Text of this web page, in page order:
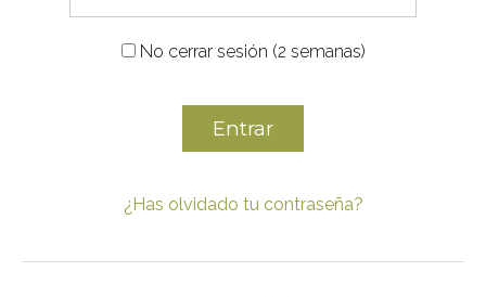
No cerrar sesión (2 semanas)
Entrar
¿Has olvidado tu contraseña?